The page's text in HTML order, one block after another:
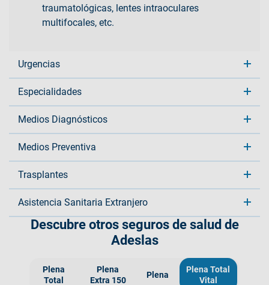
traumatológicas, lentes intraoculares
multifocales, etc.
Urgencias
Especialidades
Medios Diagnósticos
Medios Preventiva
Trasplantes
Asistencia Sanitaria Extranjero
Descubre otros seguros de salud de
Adeslas
Plena
Total
Plena
Extra 150
Plena
Plena Total
Vital